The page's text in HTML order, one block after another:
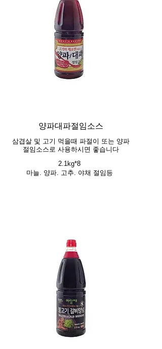
양파대파절임소스
삼겹살 및 고기 먹을때 파절이 또는 양파
절임소스로 사용하시면 좋습니다
2.1kg*8
마늘. 양파. 고추. 야채 절임등